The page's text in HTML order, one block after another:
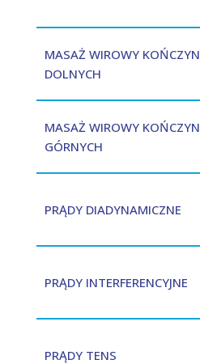
MASAŻ WIROWY KOŃCZYN
DOLNYCH
MASAŻ WIROWY KOŃCZYN
GÓRNYCH
PRĄDY DIADYNAMICZNE
PRĄDY INTERFERENCYJNE
PRĄDY TENS